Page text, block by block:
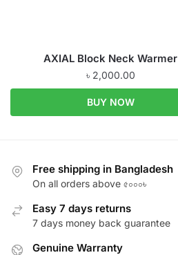
AXIAL Block Neck Warmer
৳ 2,000.00
BUY NOW
Free shipping in Bangladesh
On all orders above ৫০০০৳
Easy 7 days returns
7 days money back guarantee
Genuine Warranty